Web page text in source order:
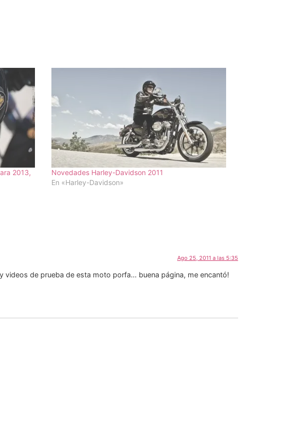
2013,
Novedades Harley-Davidson 2011
En «Harley-Davidson»
Ago 25, 2011 a las 5:35
videos de prueba de esta moto porfa… buena página, me encantó!